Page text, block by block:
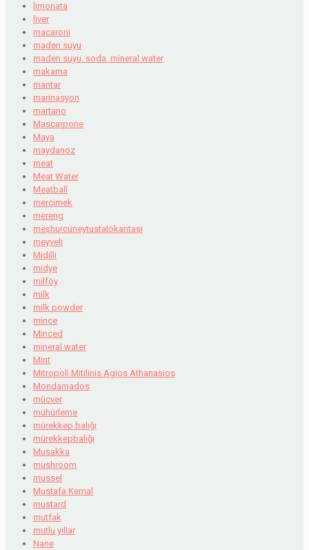
limonata
liver
macaroni
maden suyu
maden suyu. soda. mineral water
makarna
mantar
marinasyon
martano
Mascarpone
Maya
maydanoz
meat
Meat Water
Meatball
mercimek
mereng
meşhurcüneytustalökantasi
meyveli
Midilli
midye
milföy
milk
milk powder
mince
Minced
mineral water
Mint
Mitropoli Mitilinis Agios Athanasios
Mondamados
mücver
mühürleme
mürekkep balığı
mürekkepbalığı
Musakka
mushroom
mussel
Mustafa Kemal
mustard
mutfak
mutlu yıllar
Nane